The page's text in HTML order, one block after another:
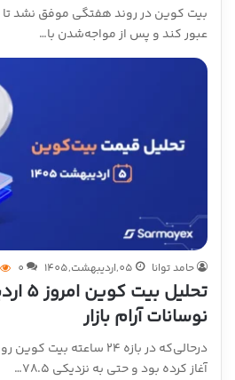
عبور کند و پس از مواجه‌شدن با…
حامد توانا 05,اردیبهشت,1405 0
نوسانات آرام بازار
درحالی‌که در بازه ۲۴
آغاز کرده بود و حتی به نزدیکی ۷۸.۵…